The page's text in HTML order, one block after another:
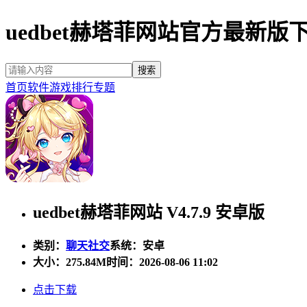
uedbet赫塔菲网站官方最新版
首页软件游戏排行专题
uedbet赫塔菲网站 V4.7.9 安卓版
类别： 聊天社交系统：安卓
大小： 275.84M时间：2026-08-06 11:02
点击下载